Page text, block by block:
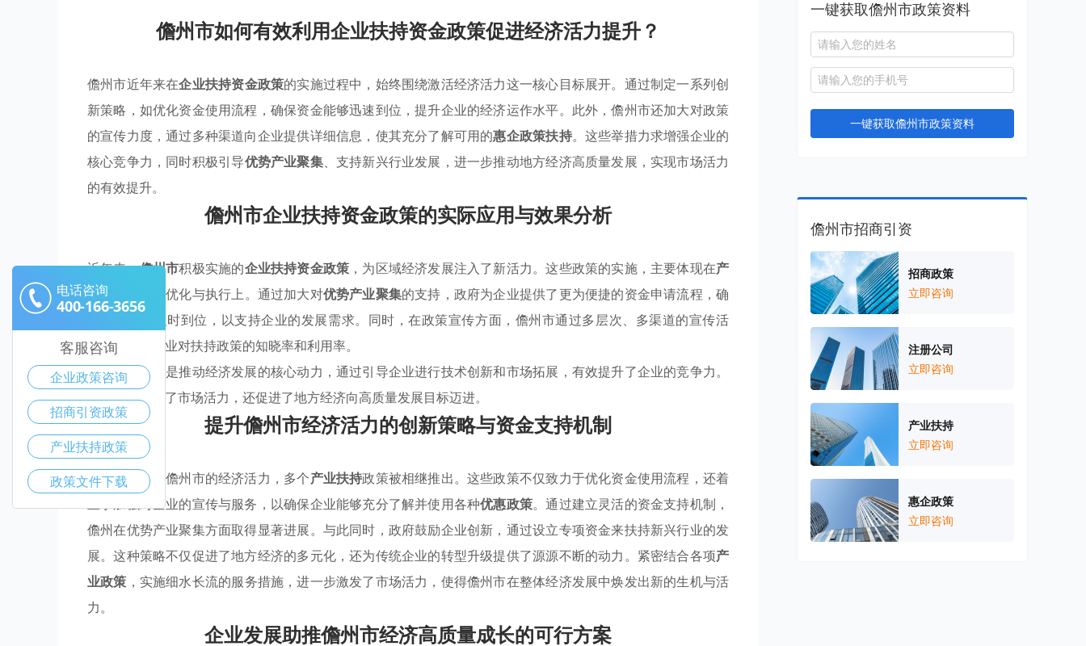
儋州市如何有效利用企业扶持资金政策促进经济活力提升？
儋州市近年来在企业扶持资金政策的实施过程中，始终围绕激活经济活力这一核心目标展开。通过制定一系列创
新策略，如优化资金使用流程，确保资金能够迅速到位，提升企业的经济运作水平。此外，儋州市还加大对政策
的宣传力度，通过多种渠道向企业提供详细信息，使其充分了解可用的惠企政策扶持。这些举措力求增强企业的
核心竞争力，同时积极引导优势产业聚集、支持新兴行业发展，进一步推动地方经济高质量发展，实现市场活力
的有效提升。
儋州市企业扶持资金政策的实际应用与效果分析
近年来，儋州市积极实施的企业扶持资金政策 ，为区域经济发展注入了新活力。这些政策的实施，主要体现在产
业扶持政策
的优化与执行上。通过加大对优势产业聚集的支持，政府为企业提供了更为便捷的资金申请流程，确
保资金能够及时到位，以支持企业的发展需求。同时，在政策宣传方面，儋州市通过多层次、多渠道的宣传活
动，提高了企业对扶持政策的知晓率和利用率。
政府强调创新是推动经济发展的核心动力，通过引导企业进行技术创新和市场拓展，有效提升了企业的竞争力。
此举不仅增强了市场活力，还促进了地方经济向高质量发展目标迈进。
提升儋州市经济活力的创新策略与资金支持机制
为了有效激发儋州市的经济活力，多个产业扶持政策被相继推出。这些政策不仅致力于优化资金使用流程，还着
重于加强对企业的宣传与服务，以确保企业能够充分了解并使用各种优惠政策。通过建立灵活的资金支持机制，
儋州在优势产业聚集方面取得显著进展。与此同时，政府鼓励企业创新，通过设立专项资金来扶持新兴行业的发
展。这种策略不仅促进了地方经济的多元化，还为传统企业的转型升级提供了源源不断的动力。紧密结合各项产
业政策 ，实施细水长流的服务措施，进一步激发了市场活力，使得儋州市在整体经济发展中焕发出新的生机与活
力。
企业发展助推儋州市经济高质量成长的可行方案
一键获取儋州市政策资料
一键获取儋州市政策资料
儋州市招商引资
招商政策
立即咨询
注册公司
立即咨询
产业扶持
立即咨询
惠企政策
立即咨询
电话咨询
400-166-3656
客服咨询
企业政策咨询
招商引资政策
产业扶持政策
政策文件下载